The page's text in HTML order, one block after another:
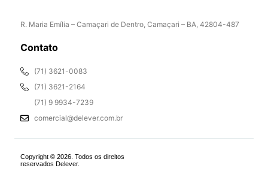
R. Maria Emília – Camaçari de Dentro, Camaçari – BA, 42804-487
Contato
(71) 3621-0083
(71) 3621-2164
(71) 9 9934-7239
comercial@delever.com.br
Copyright © 2026. Todos os direitos
reservados Delever.